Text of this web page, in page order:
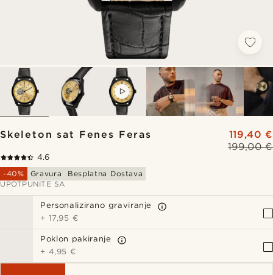
Skeleton sat Fenes Feras
199,00 €
119,40 €
4.6
-40%
Gravura
Besplatna Dostava
UPOTPUNITE SA
Personalizirano graviranje
+ 17,95 €
Poklon pakiranje
+ 4,95 €